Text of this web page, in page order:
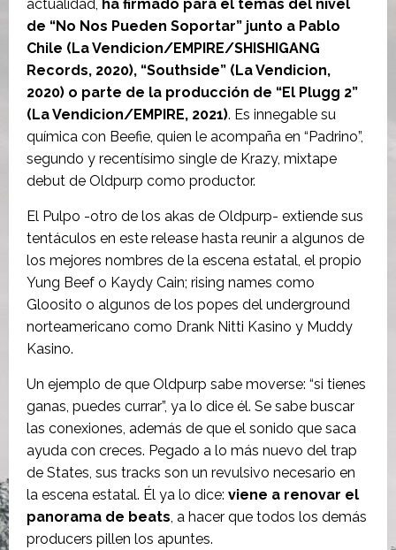
actualidad, ha firmado para él temas del nivel
de “No Nos Pueden Soportar” junto a Pablo
Chile (La Vendicion/EMPIRE/SHISHIGANG
Records, 2020), “Southside” (La Vendicion,
2020) o parte de la producción de “El Plugg 2”
(La Vendicion/EMPIRE, 2021). Es innegable su
química con Beefie, quien le acompaña en “Padrino”,
segundo y recentísimo single de Krazy, mixtape
debut de Oldpurp como productor.
El Pulpo -otro de los akas de Oldpurp- extiende sus
tentáculos en este release hasta reunir a algunos de
los mejores nombres de la escena estatal, el propio
Yung Beef o Kaydy Cain; rising names como
Gloosito o algunos de los popes del underground
norteamericano como Drank Nitti Kasino y Muddy
Kasino.
Un ejemplo de que Oldpurp sabe moverse: “si tienes
ganas, puedes currar”, ya lo dice él. Se sabe buscar
las conexiones, además de que el sonido que saca
ayuda con creces. Pegado a lo más nuevo del trap
de States, sus tracks son un revulsivo necesario en
la escena estatal. Él ya lo dice: viene a renovar el
panorama de beats, a hacer que todos los demás
producers pillen los apuntes.